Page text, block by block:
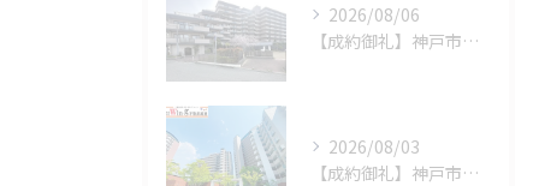
2026/08/06
【成約御礼】神戸市須磨区
2026/08/03
【成約御礼】神戸市西区